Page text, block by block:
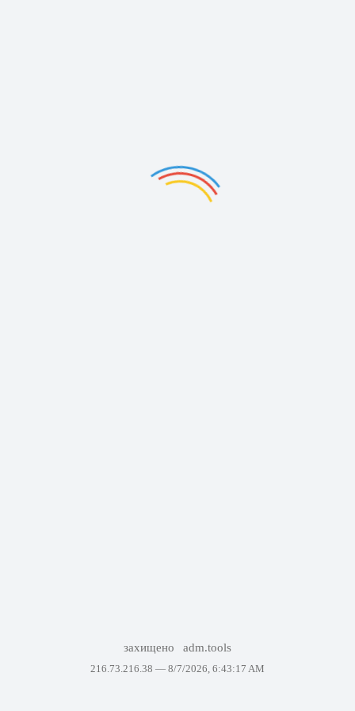
захищено adm.tools
216.73.216.38 — 8/7/2026, 6:43:17 AM